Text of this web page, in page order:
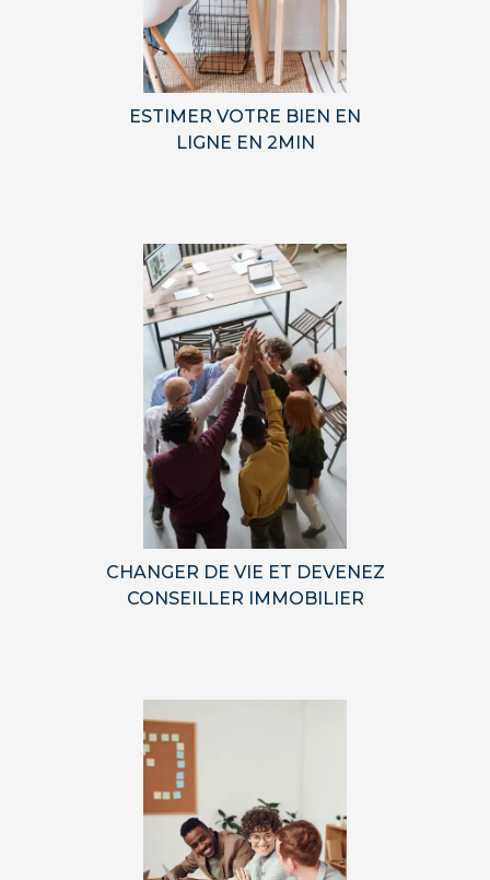
ESTIMER VOTRE BIEN EN
LIGNE EN 2MIN
CHANGER DE VIE ET DEVENEZ
CONSEILLER IMMOBILIER